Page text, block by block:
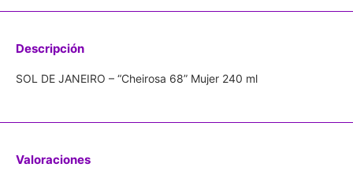
Descripción
SOL DE JANEIRO – “Cheirosa 68” Mujer 240 ml
Valoraciones